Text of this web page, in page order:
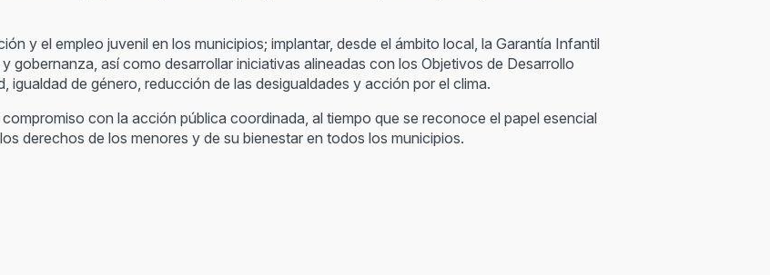
y el empleo juvenil en los municipios; implantar, desde el ámbito local, la Garantía Infantil
gobernanza, así como desarrollar iniciativas alineadas con los Objetivos de Desarrollo
de género, reducción de las desigualdades y acción por el clima.
con la acción pública coordinada, al tiempo que se reconoce el papel esencial
derechos de los menores y de su bienestar en todos los municipios.